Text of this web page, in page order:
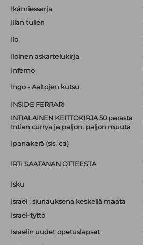
Ikämiessarja
Illan tullen
Ilo
Iloinen askartelukirja
Inferno
Ingo - Aaltojen kutsu
INSIDE FERRARI
INTIALAINEN KEITTOKIRJA 50 parasta
Intian currya ja paljon, paljon muuta
Ipanakerä (sis. cd)
IRTI SAATANAN OTTEESTA
Isku
Israel : siunauksena keskellä maata
Israel-tyttö
Israelin uudet opetuslapset